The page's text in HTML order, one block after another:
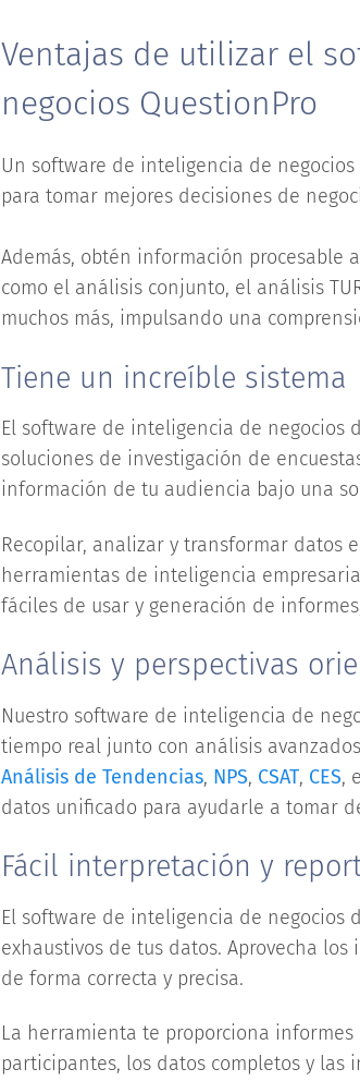
Ventajas de utilizar el
negocios QuestionPro
Un software de inteligencia de
para tomar mejores decisiones de
Además, obtén información procesable
como el análisis conjunto, el análisis
muchos más, impulsando una
Tiene un increíble sistema
El software de inteligencia de negocios
soluciones de investigación de
información de tu audiencia bajo una
Recopilar, analizar y transformar datos
herramientas de inteligencia
fáciles de usar y generación de
Análisis y perspectivas
Nuestro software de inteligencia de
tiempo real junto con análisis
Análisis de Tendencias, NPS, CSAT, CES,
datos unificado para ayudarle a tomar
Fácil interpretación y
El software de inteligencia de negocios
exhaustivos de tus datos. Aprovecha
de forma correcta y precisa.
La herramienta te proporciona
participantes, los datos completos y